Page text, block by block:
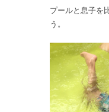
プールと息子を
う。